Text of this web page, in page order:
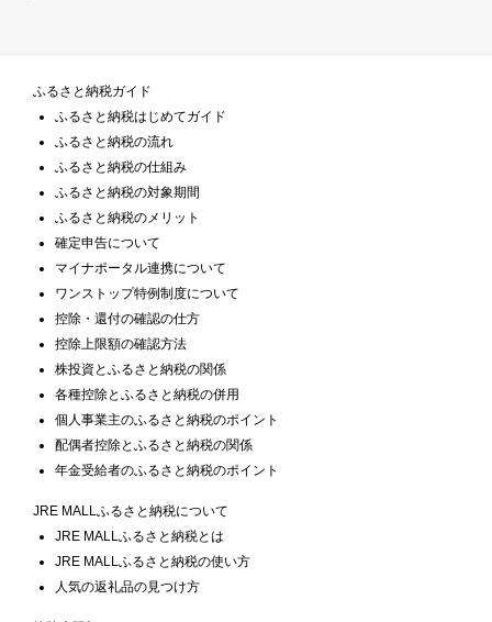
ふるさと納税ガイド
ふるさと納税はじめてガイド
ふるさと納税の流れ
ふるさと納税の仕組み
ふるさと納税の対象期間
ふるさと納税のメリット
確定申告について
マイナポータル連携について
ワンストップ特例制度について
控除・還付の確認の仕方
控除上限額の確認方法
株投資とふるさと納税の関係
各種控除とふるさと納税の併用
個人事業主のふるさと納税のポイント
配偶者控除とふるさと納税の関係
年金受給者のふるさと納税のポイント
JRE MALLふるさと納税について
JRE MALLふるさと納税とは
JRE MALLふるさと納税の使い方
人気の返礼品の見つけ方